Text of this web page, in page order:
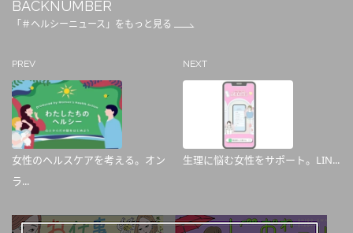
BACKNUMBER
「＃ヘルシーニュース」をもっと見る
PREV
女性のヘルスケアを考える。オン
ラ...
NEXT
生理に悩む女性をサポート。LIN...